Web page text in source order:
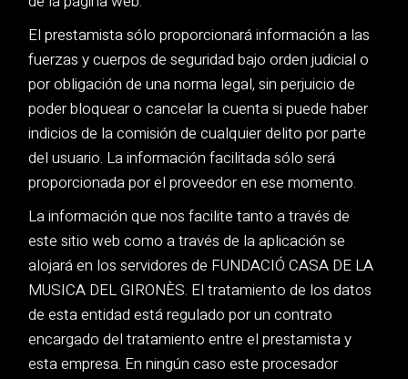
El prestamista sólo proporcionará información a las
fuerzas y cuerpos de seguridad bajo orden judicial o
por obligación de una norma legal, sin perjuicio de
poder bloquear o cancelar la cuenta si puede haber
indicios de la comisión de cualquier delito por parte
del usuario. La información facilitada sólo será
proporcionada por el proveedor en ese momento.
La información que nos facilite tanto a través de
este sitio web como a través de la aplicación se
alojará en los servidores de FUNDACIÓ CASA DE LA
MUSICA DEL GIRONÈS. El tratamiento de los datos
de esta entidad está regulado por un contrato
encargado del tratamiento entre el prestamista y
esta empresa. En ningún caso este procesador